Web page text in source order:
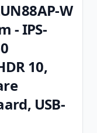
W
- IPS-
10,
USB-